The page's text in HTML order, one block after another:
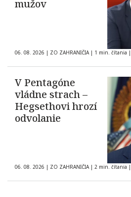
mužov
06. 08. 2026 | ZO ZAHRANIČIA | 1 min. čítania |
V Pentagóne
vládne strach –
Hegsethovi hrozí
odvolanie
06. 08. 2026 | ZO ZAHRANIČIA | 2 min. čítania |